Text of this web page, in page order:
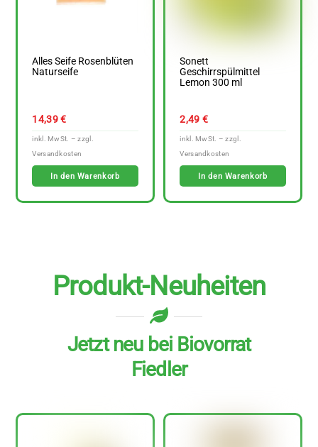
Alles Seife Rosenblüten
Naturseife
14,39€
In den Warenkorb
Sonett
Geschirrspülmittel
Lemon 300 ml
2,49 €
In den Warenkorb
Produkt-Neuheiten
Jetzt neu bei Biovorrat
Fiedler